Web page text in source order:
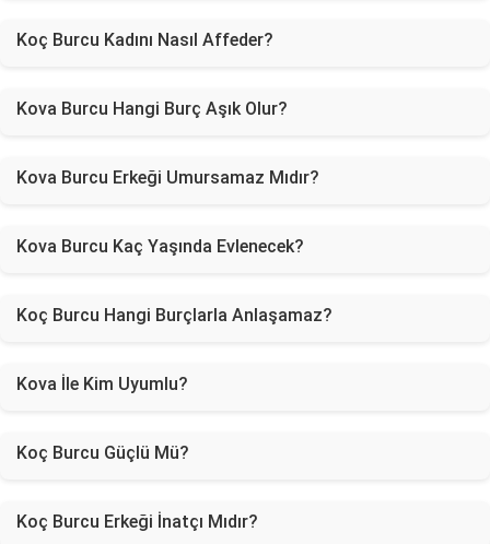
Koç Burcu Kadını Nasıl Affeder?
Kova Burcu Hangi Burç Aşık Olur?
Kova Burcu Erkeği Umursamaz Mıdır?
Kova Burcu Kaç Yaşında Evlenecek?
Koç Burcu Hangi Burçlarla Anlaşamaz?
Kova İle Kim Uyumlu?
Koç Burcu Güçlü Mü?
Koç Burcu Erkeği İnatçı Mıdır?